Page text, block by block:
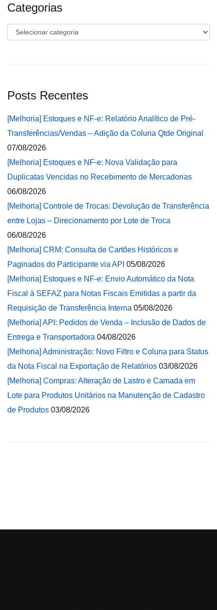
Categorias
Categorias
Posts Recentes
[Melhoria] Estoques e NF-e: Relatório Analítico de Pré-
Transferências/Vendas – Adição da Coluna Qtde Original
07/08/2026
[Melhoria] Estoques e NF-e: Nova Validação para
Duplicatas Vencidas no Recebimento de Mercadorias
06/08/2026
[Melhoria] Controle de Trocas: Devolução de Transferência
entre Lojas – Direcionamento por Lote de Troca
06/08/2026
[Melhoria] CRM: Consulta de Cartões Históricos e
Paginados do Participante via API 05/08/2026
[Melhoria] Estoques e NF-e: Envio Automático da Nota
Fiscal à SEFAZ para Notas Fiscais Emitidas a partir da
Requisição de Transferência Interna 05/08/2026
[Melhoria] API: Pedidos de Venda – Inclusão de Dados de
Entrega e Transportadora 04/08/2026
[Melhoria] Administração: Novo Filtro e Coluna para Status
da Nota Fiscal na Exportação de Relatórios 03/08/2026
[Melhoria] Compras: Alteração de Lastro e Camada em
Lote para Produtos Unitários na Manutenção de Cadastro
de Produtos 03/08/2026